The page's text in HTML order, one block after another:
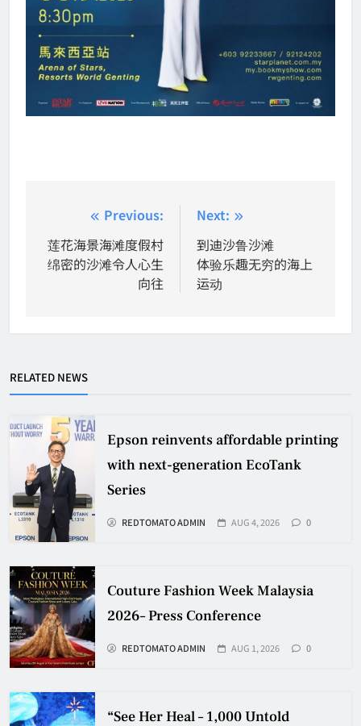
navigation
Previous:
莲花海景海滩度假村
绵密的沙滩令人心生
向往
Next:
到迪沙鲁沙滩
体验乐趣无穷的海上
运动
RELATED NEWS
Epson reinvents affordable printing
with next-generation EcoTank
Series
REDTOMATO ADMIN AUG 4, 2026 0
Couture Fashion Week Malaysia
2026– Press Conference
REDTOMATO ADMIN AUG 1, 2026 0
“See Her Heal – 1,000 Untold